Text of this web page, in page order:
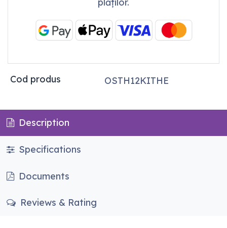
Cod produs OSTH12KITHE
Description
Specifications
Documents
Reviews & Rating